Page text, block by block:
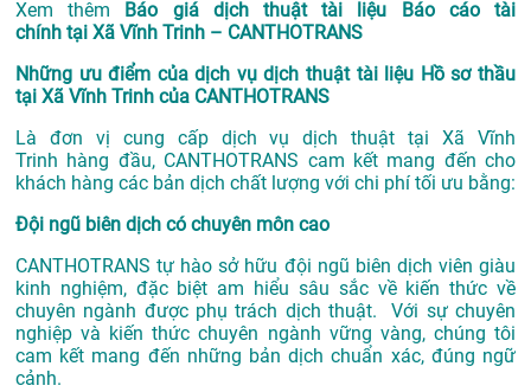
Xem thêm
Báo giá dịch thuật tài liệu Báo cáo tài
chính tại Xã Vĩnh Trinh – CANTHOTRANS
Những ưu điểm của dịch vụ dịch thuật tài liệu Hồ sơ thầu
tại Xã Vĩnh Trinh của CANTHOTRANS
Là đơn vị cung cấp dịch vụdịch thuật tại Xã Vĩnh
Trinh hàng đầu, CANTHOTRANS cam kết mang đến cho
khách hàng các bản dịch chất lượng với chi phí tối ưu bằng:
Đội ngũ biên dịch có chuyên môn cao
CANTHOTRANS tự hào sở hữu đội ngũ biên dịch viên giàu
kinh nghiệm, đặc biệt am hiểu sâu sắc về kiến thức về
chuyên ngành được phụ trách dịch thuật. Với sự chuyên
nghiệp và kiến thức chuyên ngành vững vàng, chúng tôi
cam kết mang đến những bản dịch chuẩn xác, đúng ngữ
cảnh.